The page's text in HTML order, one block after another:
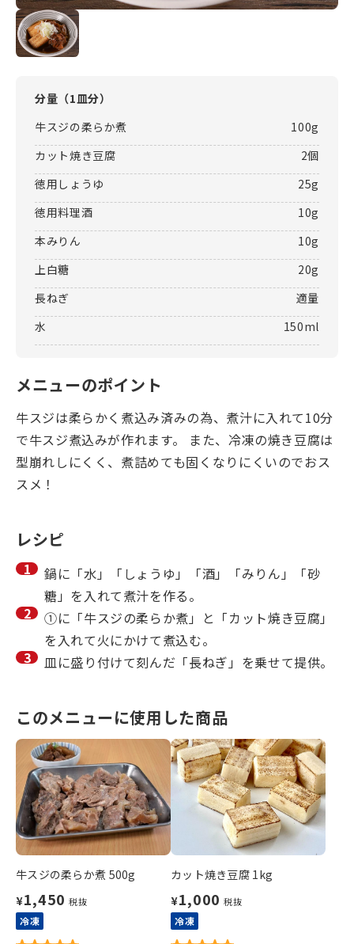
分量（1皿分）
牛スジの柔らか煮
100g
カット焼き豆腐
2個
徳用しょうゆ
25g
徳用料理酒
10g
本みりん
10g
上白糖
20g
長ねぎ
適量
水
150ml
メニューのポイント
牛スジは柔らかく煮込み済みの為、煮汁に入れて10分
で牛スジ煮込みが作れます。 また、冷凍の焼き豆腐は
型崩れしにくく、煮詰めても固くなりにくいのでおス
スメ！
レシピ
鍋に「水」「しょうゆ」「酒」「みりん」「砂
糖」を入れて煮汁を作る。
①に「牛スジの柔らか煮」と「カット焼き豆腐」
を入れて火にかけて煮込む。
皿に盛り付けて刻んだ「長ねぎ」を乗せて提供。
このメニューに使用した商品
牛スジの柔らか煮 500g
¥1,450 税抜
冷凍
カット焼き豆腐 1kg
¥1,000 税抜
冷凍